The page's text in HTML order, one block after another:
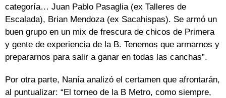
categoría… Juan Pablo Pasaglia (ex Talleres de
Escalada), Brian Mendoza (ex Sacahispas). Se armó un
buen grupo en un mix de frescura de chicos de Primera
y gente de experiencia de la B. Tenemos que armarnos y
prepararnos para salir a ganar en todas las canchas”.
Por otra parte, Nanía analizó el certamen que afrontarán,
al puntualizar: “El torneo de la B Metro, como siempre,